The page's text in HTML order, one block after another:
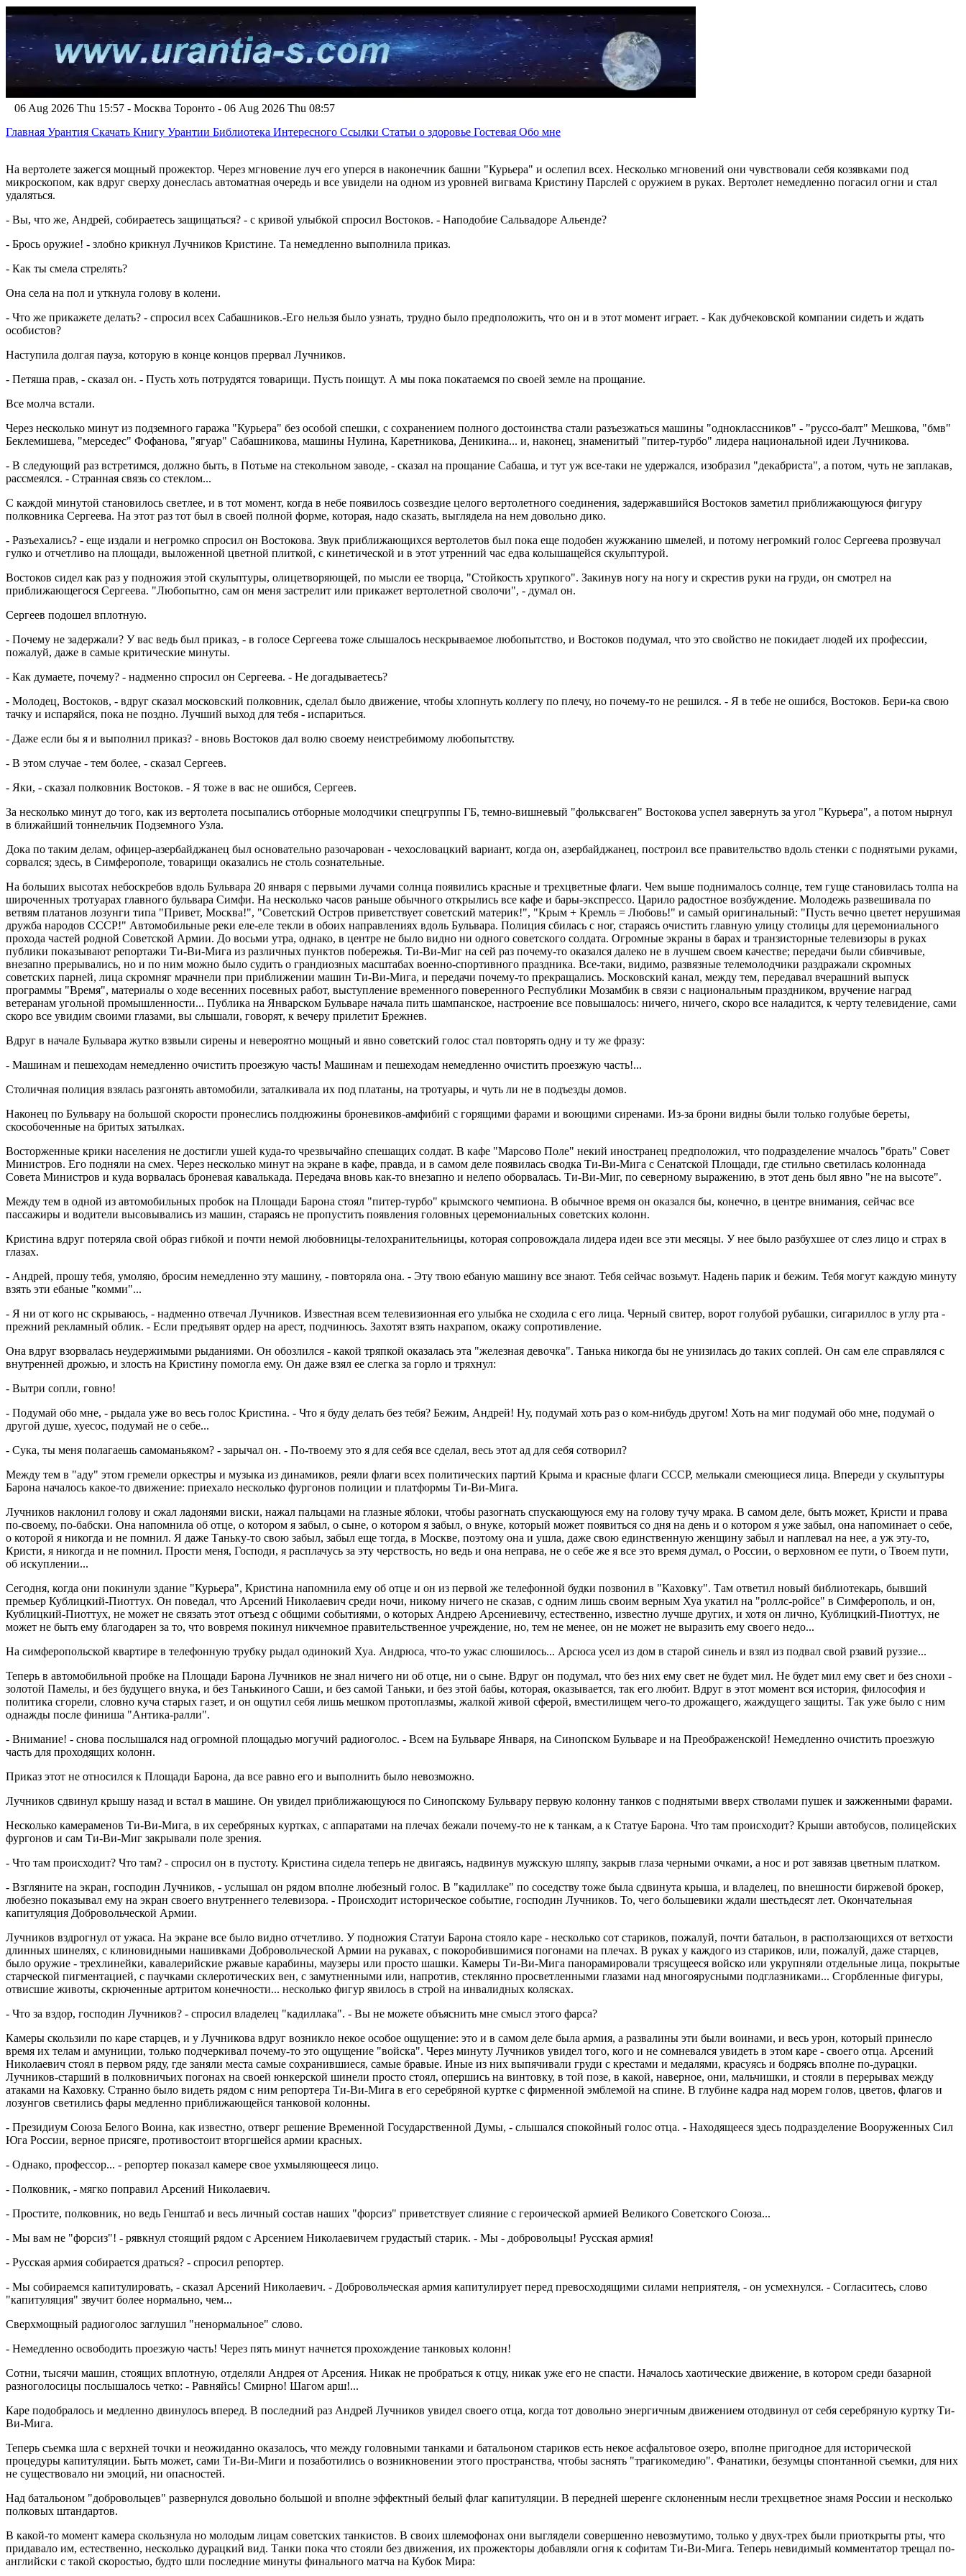
06 Aug 2026 Thu 15:57 - Москва Торонто - 06 Aug 2026 Thu 08:57
Главная Урантия Скачать Книгу Урантии Библиотека Интересного Ссылки Статьи о здоровье Гостевая Обо мне
На вертолете зажегся мощный прожектор. Через мгновение луч его уперся в наконечник башни "Курьера" и ослепил всех. Несколько мгновений они чувствовали себя козявками под
микроскопом, как вдруг сверху донеслась автоматная очередь и все увидели на одном из уровней вигвама Кристину Парслей с оружием в руках. Вертолет немедленно погасил огни и стал
удаляться.
- Вы, что же, Андрей, собираетесь защищаться? - с кривой улыбкой спросил Востоков. - Наподобие Сальвадоре Альенде?
- Брось оружие! - злобно крикнул Лучников Кристине. Та немедленно выполнила приказ.
- Как ты смела стрелять?
Она села на пол и уткнула голову в колени.
- Что же прикажете делать? - спросил всех Сабашников.-Его нельзя было узнать, трудно было предположить, что он и в этот момент играет. - Как дубчековской компании сидеть и ждать
особистов?
Наступила долгая пауза, которую в конце концов прервал Лучников.
- Петяша прав, - сказал он. - Пусть хоть потрудятся товарищи. Пусть поищут. А мы пока покатаемся по своей земле на прощание.
Все молча встали.
Через несколько минут из подземного гаража "Курьера" без особой спешки, с сохранением полного достоинства стали разъезжаться машины "одноклассников" - "руссо-балт" Мешкова, "бмв"
Беклемишева, "мерседес" Фофанова, "ягуар" Сабашникова, машины Нулина, Каретникова, Деникина... и, наконец, знаменитый "питер-турбо" лидера национальной идеи Лучникова.
- В следующий раз встретимся, должно быть, в Потьме на стекольном заводе, - сказал на прощание Сабаша, и тут уж все-таки не удержался, изобразил "декабриста", а потом, чуть не заплакав,
рассмеялся. - Странная связь со стеклом...
С каждой минутой становилось светлее, и в тот момент, когда в небе появилось созвездие целого вертолетного соединения, задержавшийся Востоков заметил приближающуюся фигуру
полковника Сергеева. На этот раз тот был в своей полной форме, которая, надо сказать, выглядела на нем довольно дико.
- Разъехались? - еще издали и негромко спросил он Востокова. Звук приближающихся вертолетов был пока еще подобен жужжанию шмелей, и потому негромкий голос Сергеева прозвучал
гулко и отчетливо на площади, выложенной цветной плиткой, с кинетической и в этот утренний час едва колышащейся скульптурой.
Востоков сидел как раз у подножия этой скульптуры, олицетворяющей, по мысли ее творца, "Стойкость хрупкого". Закинув ногу на ногу и скрестив руки на груди, он смотрел на
приближающегося Сергеева. "Любопытно, сам он меня застрелит или прикажет вертолетной сволочи", - думал он.
Сергеев подошел вплотную.
- Почему не задержали? У вас ведь был приказ, - в голосе Сергеева тоже слышалось нескрываемое любопытство, и Востоков подумал, что это свойство не покидает людей их профессии,
пожалуй, даже в самые критические минуты.
- Как думаете, почему? - надменно спросил он Сергеева. - Не догадываетесь?
- Молодец, Востоков, - вдруг сказал московский полковник, сделал было движение, чтобы хлопнуть коллегу по плечу, но почему-то не решился. - Я в тебе не ошибся, Востоков. Бери-ка свою
тачку и испаряйся, пока не поздно. Лучший выход для тебя - испариться.
- Даже если бы я и выполнил приказ? - вновь Востоков дал волю своему неистребимому любопытству.
- В этом случае - тем более, - сказал Сергеев.
- Яки, - сказал полковник Востоков. - Я тоже в вас не ошибся, Сергеев.
За несколько минут до того, как из вертолета посыпались отборные молодчики спецгруппы ГБ, темно-вишневый "фольксваген" Востокова успел завернуть за угол "Курьера", а потом нырнул
в ближайший тоннельчик Подземного Узла.
Дока по таким делам, офицер-азербайджанец был основательно разочарован - чехословацкий вариант, когда он, азербайджанец, построил все правительство вдоль стенки с поднятыми руками,
сорвался; здесь, в Симферополе, товарищи оказались не столь сознательные.
На больших высотах небоскребов вдоль Бульвара 20 января с первыми лучами солнца появились красные и трехцветные флаги. Чем выше поднималось солнце, тем гуще становилась толпа на
широченных тротуарах главного бульвара Симфи. На несколько часов раньше обычного открылись все кафе и бары-экспрессо. Царило радостное возбуждение. Молодежь развешивала по
ветвям платанов лозунги типа "Привет, Москва!", "Советский Остров приветствует советский материк!", "Крым + Кремль = Любовь!" и самый оригинальный: "Пусть вечно цветет нерушимая
дружба народов СССР!" Автомобильные реки еле-еле текли в обоих направлениях вдоль Бульвара. Полиция сбилась с ног, стараясь очистить главную улицу столицы для церемониального
прохода частей родной Советской Армии. До восьми утра, однако, в центре не было видно ни одного советского солдата. Огромные экраны в барах и транзисторные телевизоры в руках
публики показывают репортажи Ти-Ви-Мига из различных пунктов побережья. Ти-Ви-Миг на сей раз почему-то оказался далеко не в лучшем своем качестве; передачи были сбивчивые,
внезапно прерывались, но и по ним можно было судить о грандиозных масштабах военно-спортивного праздника. Все-таки, видимо, развязные телемолодчики раздражали скромных
советских парней, лица скромняг мрачнели при приближении машин Ти-Ви-Мига, и передачи почему-то прекращались. Московский канал, между тем, передавал вчерашний выпуск
программы "Время", материалы о ходе весенних посевных работ, выступление временного поверенного Республики Мозамбик в связи с национальным праздником, вручение наград
ветеранам угольной промышленности... Публика на Январском Бульваре начала пить шампанское, настроение все повышалось: ничего, ничего, скоро все наладится, к черту телевидение, сами
скоро все увидим своими глазами, вы слышали, говорят, к вечеру прилетит Брежнев.
Вдруг в начале Бульвара жутко взвыли сирены и невероятно мощный и явно советский голос стал повторять одну и ту же фразу:
- Машинам и пешеходам немедленно очистить проезжую часть! Машинам и пешеходам немедленно очистить проезжую часть!...
Столичная полиция взялась разгонять автомобили, заталкивала их под платаны, на тротуары, и чуть ли не в подъезды домов.
Наконец по Бульвару на большой скорости пронеслись полдюжины броневиков-амфибий с горящими фарами и воющими сиренами. Из-за брони видны были только голубые береты,
скособоченные на бритых затылках.
Восторженные крики населения не достигли ушей куда-то чрезвычайно спешащих солдат. В кафе "Марсово Поле" некий иностранец предположил, что подразделение мчалось "брать" Совет
Министров. Его подняли на смех. Через несколько минут на экране в кафе, правда, и в самом деле появилась сводка Ти-Ви-Мига с Сенатской Площади, где стильно светилась колоннада
Совета Министров и куда ворвалась броневая кавалькада. Передача вновь как-то внезапно и нелепо оборвалась. Ти-Ви-Миг, по северному выражению, в этот день был явно "не на высоте".
Между тем в одной из автомобильных пробок на Площади Барона стоял "питер-турбо" крымского чемпиона. В обычное время он оказался бы, конечно, в центре внимания, сейчас все
пассажиры и водители высовывались из машин, стараясь не пропустить появления головных церемониальных советских колонн.
Кристина вдруг потеряла свой образ гибкой и почти немой любовницы-телохранительницы, которая сопровождала лидера идеи все эти месяцы. У нее было разбухшее от слез лицо и страх в
глазах.
- Андрей, прошу тебя, умоляю, бросим немедленно эту машину, - повторяла она. - Эту твою ебаную машину все знают. Тебя сейчас возьмут. Надень парик и бежим. Тебя могут каждую минуту
взять эти ебаные "комми"...
- Я ни от кого нс скрываюсь, - надменно отвечал Лучников. Известная всем телевизионная его улыбка не сходила с его лица. Черный свитер, ворот голубой рубашки, сигариллос в углу рта -
прежний рекламный облик. - Если предъявят ордер на арест, подчинюсь. Захотят взять нахрапом, окажу сопротивление.
Она вдруг взорвалась неудержимыми рыданиями. Он обозлился - какой тряпкой оказалась эта "железная девочка". Танька никогда бы не унизилась до таких соплей. Он сам еле справлялся с
внутренней дрожью, и злость на Кристину помогла ему. Он даже взял ее слегка за горло и тряхнул:
- Вытри сопли, говно!
- Подумай обо мне, - рыдала уже во весь голос Кристина. - Что я буду делать без тебя? Бежим, Андрей! Ну, подумай хоть раз о ком-нибудь другом! Хоть на миг подумай обо мне, подумай о
другой душе, хуесос, подумай не о себе...
- Сука, ты меня полагаешь самоманьяком? - зарычал он. - По-твоему это я для себя все сделал, весь этот ад для себя сотворил?
Между тем в "аду" этом гремели оркестры и музыка из динамиков, реяли флаги всех политических партий Крыма и красные флаги СССР, мелькали смеющиеся лица. Впереди у скульптуры
Барона началось какое-то движение: приехало несколько фургонов полиции и платформы Ти-Ви-Мига.
Лучников наклонил голову и сжал ладонями виски, нажал пальцами на глазные яблоки, чтобы разогнать спускающуюся ему на голову тучу мрака. В самом деле, быть может, Кристи и права
по-своему, по-бабски. Она напомнила об отце, о котором я забыл, о сыне, о котором я забыл, о внуке, который может появиться со дня на день и о котором я уже забыл, она напоминает о себе,
о которой я никогда и не помнил. Я даже Таньку-то свою забыл, забыл еще тогда, в Москве, поэтому она и ушла, даже свою единственную женщину забыл и наплевал на нее, а уж эту-то,
Кристи, я никогда и не помнил. Прости меня, Господи, я расплачусь за эту черствость, но ведь и она неправа, не о себе же я все это время думал, о России, о верховном ее пути, о Твоем пути,
об искуплении...
Сегодня, когда они покинули здание "Курьера", Кристина напомнила ему об отце и он из первой же телефонной будки позвонил в "Каховку". Там ответил новый библиотекарь, бывший
премьер Кублицкий-Пиоттух. Он поведал, что Арсений Николаевич среди ночи, никому ничего не сказав, с одним лишь своим верным Хуа укатил на "роллс-ройсе" в Симферополь, и он,
Кублицкий-Пиоттух, не может не связать этот отъезд с общими событиями, о которых Андрею Арсениевичу, естественно, известно лучше других, и хотя он лично, Кублицкий-Пиоттух, не
может не быть ему благодарен за то, что вовремя покинул никчемное правительственное учреждение, но, тем не менее, он не может не выразить ему своего недо...
На симферопольской квартире в телефонную трубку рыдал одинокий Хуа. Андрюса, что-то ужас слюшилось... Арсюса усел из дом в старой синель и взял из подвал свой рзавий руззие...
Теперь в автомобильной пробке на Площади Барона Лучников не знал ничего ни об отце, ни о сыне. Вдруг он подумал, что без них ему свет не будет мил. Не будет мил ему свет и без снохи -
золотой Памелы, и без будущего внука, и без Танькиного Саши, и без самой Таньки, и без этой бабы, которая, оказывается, так его любит. Вдруг в этот момент вся история, философия и
политика сгорели, словно куча старых газет, и он ощутил себя лишь мешком протоплазмы, жалкой живой сферой, вместилищем чего-то дрожащего, жаждущего защиты. Так уже было с ним
однажды после финиша "Антика-ралли".
- Внимание! - снова послышался над огромной площадью могучий радиоголос. - Всем на Бульваре Января, на Синопском Бульваре и на Преображенской! Немедленно очистить проезжую
часть для проходящих колонн.
Приказ этот не относился к Площади Барона, да все равно его и выполнить было невозможно.
Лучников сдвинул крышу назад и встал в машине. Он увидел приближающуюся по Синопскому Бульвару первую колонну танков с поднятыми вверх стволами пушек и зажженными фарами.
Несколько камераменов Ти-Ви-Мига, в их серебряных куртках, с аппаратами на плечах бежали почему-то не к танкам, а к Статуе Барона. Что там происходит? Крыши автобусов, полицейских
фургонов и сам Ти-Ви-Миг закрывали поле зрения.
- Что там происходит? Что там? - спросил он в пустоту. Кристина сидела теперь не двигаясь, надвинув мужскую шляпу, закрыв глаза черными очками, а нос и рот завязав цветным платком.
- Взгляните на экран, господин Лучников, - услышал он рядом вполне любезный голос. В "кадиллаке" по соседству тоже была сдвинута крыша, и владелец, по внешности биржевой брокер,
любезно показывал ему на экран своего внутреннего телевизора. - Происходит историческое событие, господин Лучников. То, чего большевики ждали шестьдесят лет. Окончательная
капитуляция Добровольческой Армии.
Лучников вздрогнул от ужаса. На экране все было видно отчетливо. У подножия Статуи Барона стояло каре - несколько сот стариков, пожалуй, почти батальон, в расползающихся от ветхости
длинных шинелях, с клиновидными нашивками Добровольческой Армии на рукавах, с покоробившимися погонами на плечах. В руках у каждого из стариков, или, пожалуй, даже старцев,
было оружие - трехлинейки, кавалерийские ржавые карабины, маузеры или просто шашки. Камеры Ти-Ви-Мига панорамировали трясущееся войско или укрупняли отдельные лица, покрытые
старческой пигментацией, с паучками склеротических вен, с замутненными или, напротив, стеклянно просветленными глазами над многоярусными подглазниками... Сгорбленные фигуры,
отвисшие животы, скрюченные артритом конечности... несколько фигур явилось в строй на инвалидных колясках.
- Что за вздор, господин Лучников? - спросил владелец "кадиллака". - Вы не можете объяснить мне смысл этого фарса?
Камеры скользили по каре старцев, и у Лучникова вдруг возникло некое особое ощущение: это и в самом деле была армия, а развалины эти были воинами, и весь урон, который принесло
время их телам и амуниции, только подчеркивал почему-то это ощущение "войска". Через минуту Лучников увидел того, кого и не сомневался увидеть в этом каре - своего отца. Арсений
Николаевич стоял в первом ряду, где заняли места самые сохранившиеся, самые бравые. Иные из них выпячивали груди с крестами и медалями, красуясь и бодрясь вполне по-дурацки.
Лучников-старший в полковничьих погонах на своей юнкерской шинели просто стоял, опершись на винтовку, в той позе, в какой, наверное, они, мальчишки, и стояли в перерывах между
атаками на Каховку. Странно было видеть рядом с ним репортера Ти-Ви-Мига в его серебряной куртке с фирменной эмблемой на спине. В глубине кадра над морем голов, цветов, флагов и
лозунгов светились фары медленно приближающейся танковой колонны.
- Президиум Союза Белого Воина, как известно, отверг решение Временной Государственной Думы, - слышался спокойный голос отца. - Находящееся здесь подразделение Вооруженных Сил
Юга России, верное присяге, противостоит вторгшейся армии красных.
- Однако, профессор... - репортер показал камере свое ухмыляющееся лицо.
- Полковник, - мягко поправил Арсений Николаевич.
- Простите, полковник, но ведь Генштаб и весь личный состав наших "форсиз" приветствует слияние с героической армией Великого Советского Союза...
- Мы вам не "форсиз"! - рявкнул стоящий рядом с Арсением Николаевичем грудастый старик. - Мы - добровольцы! Русская армия!
- Русская армия собирается драться? - спросил репортер.
- Мы собираемся капитулировать, - сказал Арсений Николаевич. - Добровольческая армия капитулирует перед превосходящими силами неприятеля, - он усмехнулся. - Согласитесь, слово
"капитуляция" звучит более нормально, чем...
Сверхмощный радиоголос заглушил "ненормальное" слово.
- Немедленно освободить проезжую часть! Через пять минут начнется прохождение танковых колонн!
Сотни, тысячи машин, стоящих вплотную, отделяли Андрея от Арсения. Никак не пробраться к отцу, никак уже его не спасти. Началось хаотические движение, в котором среди базарной
разноголосицы послышалось четко: - Равняйсь! Смирно! Шагом арш!...
Каре подобралось и медленно двинулось вперед. В последний раз Андрей Лучников увидел своего отца, когда тот довольно энергичным движением отодвинул от себя серебряную куртку Ти-
Ви-Мига.
Теперь съемка шла с верхней точки и неожиданно оказалось, что между головными танками и батальоном стариков есть некое асфальтовое озеро, вполне пригодное для исторической
процедуры капитуляции. Быть может, сами Ти-Ви-Миги и позаботились о возникновении этого пространства, чтобы заснять "трагикомедию". Фанатики, безумцы спонтанной съемки, для них
не существовало ни эмоций, ни опасностей.
Над батальоном "добровольцев" развернулся довольно большой и вполне эффектный белый флаг капитуляции. В передней шеренге склоненным несли трехцветное знамя России и несколько
полковых штандартов.
В какой-то момент камера скользнула но молодым лицам советских танкистов. В своих шлемофонах они выглядели совершенно невозмутимо, только у двух-трех были приоткрыты рты, что
придавало им, естественно, несколько дурацкий вид. Танки пока что стояли без движения, их прожекторы добавляли огня к софитам Ти-Ви-Мига. Теперь невидимый комментатор трещал по-
английски с такой скоростью, будто шли последние минуты финального матча на Кубок Мира: